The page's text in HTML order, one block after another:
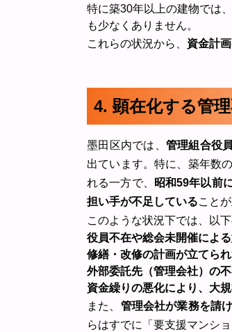
特に築30年以上の建物では、
も少なくありません。
これらの状況から、 資金計
4. 顕在化する管
墨田区内では、 管理組合役
出ています。特に、築年数
れる一方で、
昭和59年以前
担い手が不足していること
このような状況下では、以
役員不在や総会未開催によ
修繕・改修の計画が立てら
外部委託先（管理会社）の
資金繰りの悪化により、大
また、 管理会社が業務を請
らはすでに「要支援マンシ